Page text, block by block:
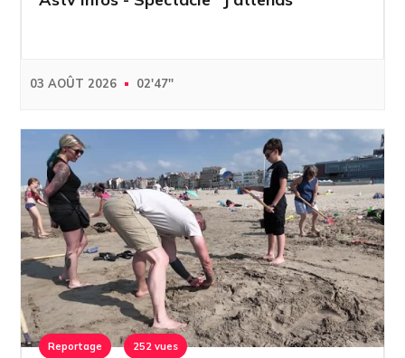
03 AOÛT 2026 02'47''
Reportage 252 vues